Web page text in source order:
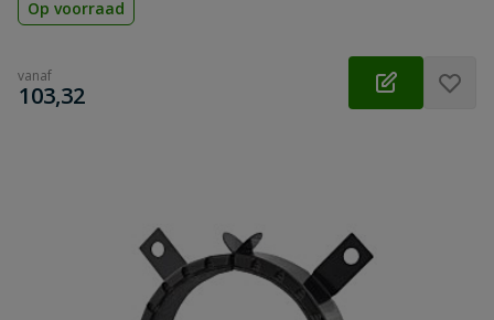
Op voorraad
vanaf
€
103,32